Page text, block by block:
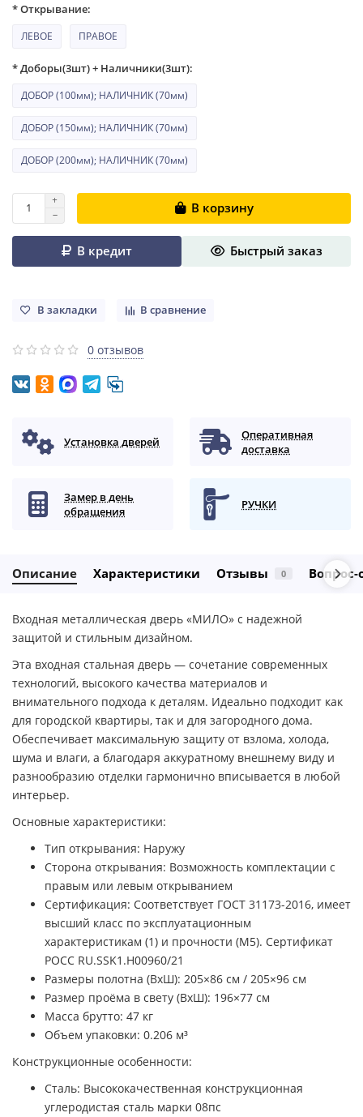
* Открывание:
ЛЕВОЕ ПРАВОЕ
* Доборы(3шт) + Наличники(3шт):
ДОБОР (100мм); НАЛИЧНИК (70мм)
ДОБОР (150мм); НАЛИЧНИК (70мм)
ДОБОР (200мм); НАЛИЧНИК (70мм)
В корзину
В кредит Быстрый заказ
В закладки В сравнение
0 отзывов
Установка дверей
Оперативная
доставка
Замер в день
обращения
РУЧКИ
Описание Характеристики Отзывы 0 Вопрос-
Входная металлическая дверь «МИЛО» с надежной
защитой и стильным дизайном.
Эта входная стальная дверь — сочетание современных
технологий, высокого качества материалов и
внимательного подхода к деталям. Идеально подходит как
для городской квартиры, так и для загородного дома.
Обеспечивает максимальную защиту от взлома, холода,
шума и влаги, а благодаря аккуратному внешнему виду и
разнообразию отделки гармонично вписывается в любой
интерьер.
Основные характеристики:
Тип открывания: Наружу
Сторона открывания: Возможность комплектации с
правым или левым открыванием
Сертификация: Соответствует ГОСТ 31173-2016, имеет
высший класс по эксплуатационным
характеристикам (1) и прочности (М5). Сертификат
POCC RU.SSK1.H00960/21
Размеры полотна (ВхШ): 205×86 см / 205×96 см
Размер проёма в свету (ВхШ): 196×77 см
Масса брутто: 47 кг
Объем упаковки: 0.206 м³
Конструкционные особенности:
Сталь: Высококачественная конструкционная
углеродистая сталь марки 08пс